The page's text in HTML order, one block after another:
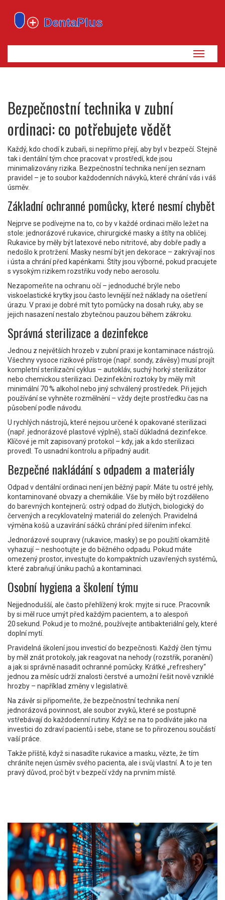
Zobrazit
navigaci
Bezpečnostní technika v zubní
ordinaci: co potřebujete vědět
Každý, kdo chodí k zubaři, si nepřímo přejí, aby byl v bezpečí. Stejně
tak i dentální tým chce pracovat v prostředí, kde jsou
minimalizovány rizika. Bezpečnostní technika není jen seznam
pravidel – je to soubor každodenních návyků, které chrání vás i váš
úsměv.
Základní ochranné pomůcky, které nesmí chybět
Nejprve se podívejme na to, co by v každé ordinaci mělo ležet na
stole: jednorázové rukavice, chirurgické masky a štíty na obličej.
Rukavice by měly být latexové nebo nitritové, aby dobře padly a
nedošlo k protržení. Masky nesmí být jen dekorace – zakrývají nos
i ústa a chrání před kapénkami. Štíty jsou výborné, pokud pracujete
s vysokým rizikem rozstřiku vody nebo aerosolu.
Nezapomeňte na ochranu očí – jednoduché brýle nebo
viskoelastické krytky jsou často levnější než náklady na ošetření
úrazu. V praxi je dobré mít tyto pomůcky na dosah ruky, aby se
jejich nasazení nestalo zbytečnou pauzou během zákroku.
Správná sterilizace a dezinfekce
Jednou z největších hrozeb v zubní praxi je kontaminace nástrojů.
Všechny vysoce rizikové přístroje (např. sondy, závěsy) musí projít
kompletní sterilizační cyklus – autokláv, suchý horký sterilizátor
nebo chemickou sterilizaci. Dezinfekční roztoky by měly mít
minimální 70 % alkohol nebo jiný schválený prostředek. Při jejich
používání se vyhněte rozmělnění – vždy dejte prostředku čas na
působení podle návodu.
U rychlých nástrojů, které nejsou určené k opakované sterilizaci
(např. jednorázové plastové výplně), stačí důkladná dezinfekce.
Klíčové je mít zapisovaný protokol – kdy, jak a kdo sterilizaci
provedl. To usnadní kontrolu a případný audit.
Bezpečné nakládání s odpadem a materiály
Odpad v dentální ordinaci není jen běžný papír. Máte tu ostré jehly,
kontaminované obvazy a chemikálie. Vše by mělo být rozděleno
do barevných kontejnerů: ostrý odpad do žlutých, biologický do
červených a recyklovatelný materiál do zelených. Pravidelná
výměna košů a uzavírání sáčků chrání před šířením infekcí.
Jednorázové soupravy (rukavice, masky) se po použití okamžitě
vyhazují – neshootujte je do běžného odpadu. Pokud máte
omezený prostor, investujte do kompaktních uzavřených systémů,
které zabraňují úniku pachů a kontaminaci.
Osobní hygiena a školení týmu
Nejjednodušší, ale často přehlížený krok: myjte si ruce. Pracovník
by si měl ruce umýt před každým pacientem, a to alespoň
20 sekund. Pokud je to možné, používejte antibakteriální gely, které
doplní mytí.
Pravidelná školení jsou investicí do bezpečnosti. Každý člen týmu
by měl znát protokoly, jak reagovat na nehody (rozstřik, poranění)
a jak si správně nasadit ochranné pomůcky. Krátké „refreshery“
jednou za měsíc udrží znalosti čerstvé a umožní řešit nově vzniklé
hrozby – například změny v legislativě.
Na závěr si připomeňte, že bezpečnostní technika není
jednorázová povinnost, ale soubor zvyků, které se postupně
vstřebávají do každodenní rutiny. Když se na to podíváte jako na
investici do zdraví pacientů i sebe, stane se to přirozenou součástí
vaší práce.
Takže příště, když si nasadíte rukavice a masku, vězte, že tím
chráníte nejen úsměv svého pacienta, ale i svůj vlastní. A to je ten
pravý důvod, proč být v bezpečí vždy na prvním místě.